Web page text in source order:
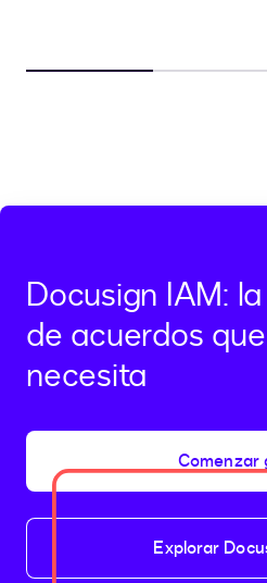
Docusign IAM:
de acuerdos
necesita
Comenzar
Explorar